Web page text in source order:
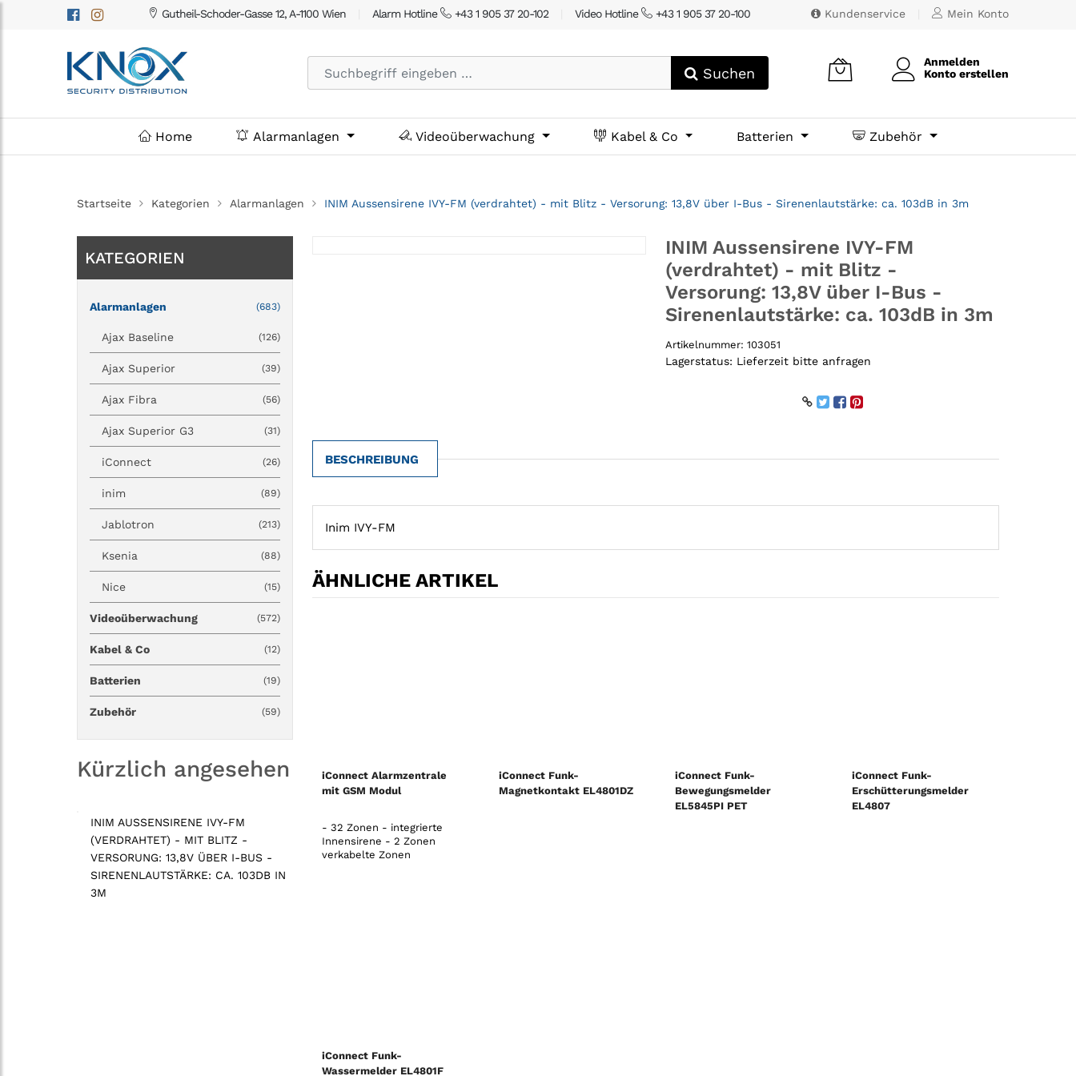
Gutheil-Schoder-Gasse 12, A-1100 Wien Alarm Hotline +43 1 905 37 20-102 Video Hotline +43 1 905 37 20-100 Kundenservice Mein Konto
Suchen
Anmelden
Konto erstellen
Home Alarmanlagen Videoüberwachung Kabel & Co Batterien Zubehör
Startseite Kategorien Alarmanlagen INIM Aussensirene IVY-FM (verdrahtet) - mit Blitz - Versorung: 13,8V über I-Bus - Sirenenlautstärke: ca. 103dB in 3m
KATEGORIEN
Alarmanlagen (683)
Ajax Baseline (126)
Ajax Superior (39)
Ajax Fibra (56)
Ajax Superior G3 (31)
iConnect (26)
inim (89)
Jablotron (213)
Ksenia (88)
Nice (15)
Videoüberwachung (572)
Kabel & Co (12)
Batterien (19)
Zubehör (59)
Kürzlich angesehen
INIM AUSSENSIRENE IVY-FM
(VERDRAHTET) - MIT BLITZ -
VERSORUNG: 13,8V ÜBER I-BUS -
SIRENENLAUTSTÄRKE: CA. 103DB IN
3M
INIM Aussensirene IVY-FM
(verdrahtet) - mit Blitz -
Versorung: 13,8V über I-Bus -
Sirenenlautstärke: ca. 103dB in 3m
Artikelnummer: 103051
Lagerstatus: Lieferzeit bitte anfragen
BESCHREIBUNG
Inim IVY-FM
ÄHNLICHE ARTIKEL
iConnect Alarmzentrale
mit GSM Modul
- 32 Zonen - integrierte
Innensirene - 2 Zonen
verkabelte Zonen
iConnect Funk-
Magnetkontakt EL4801DZ
iConnect Funk-
Bewegungsmelder
EL5845PI PET
iConnect Funk-
Erschütterungsmelder
EL4807
iConnect Funk-
Wassermelder EL4801F